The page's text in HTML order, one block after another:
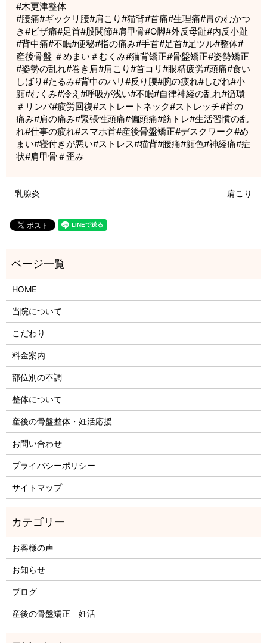
#木更津整体
#腰痛#ギックリ腰#肩こり#猫背#首痛#生理痛#胃のむかつ
き#ビザ痛#足首#股関節#肩甲骨#O脚#外反母趾#内反小趾
#背中痛#不眠#便秘#指の痛み#手首#足首#足ツル#整体#
産後骨盤 ＃めまい＃むくみ#猫背矯正#骨盤矯正#姿勢矯正
#姿勢の乱れ#巻き肩#肩こり#首コリ#眼精疲労#頭痛#食い
しばり#たるみ#背中のハリ#反り腰#腕の疲れ#しびれ#小
顔#むくみ#冷え#呼吸が浅い#不眠#自律神経の乱れ#循環
＃リンパ#疲労回復#ストレートネック#ストレッチ#首の
痛み#肩の痛み#緊張性頭痛#偏頭痛#筋トレ#生活習慣の乱
れ#仕事の疲れ#スマホ首#産後骨盤矯正#デスクワーク#め
まい#寝付きが悪い#ストレス#猫背#腰痛#顔色#神経痛#症
状#肩甲骨＃歪み
乳腺炎 肩こり
HOME
当院について
こだわり
料金案内
部位別の不調
整体について
産後の骨盤整体・妊活応援
お問い合わせ
プライバシーポリシー
サイトマップ
お客様の声
お知らせ
ブログ
産後の骨盤矯正 妊活